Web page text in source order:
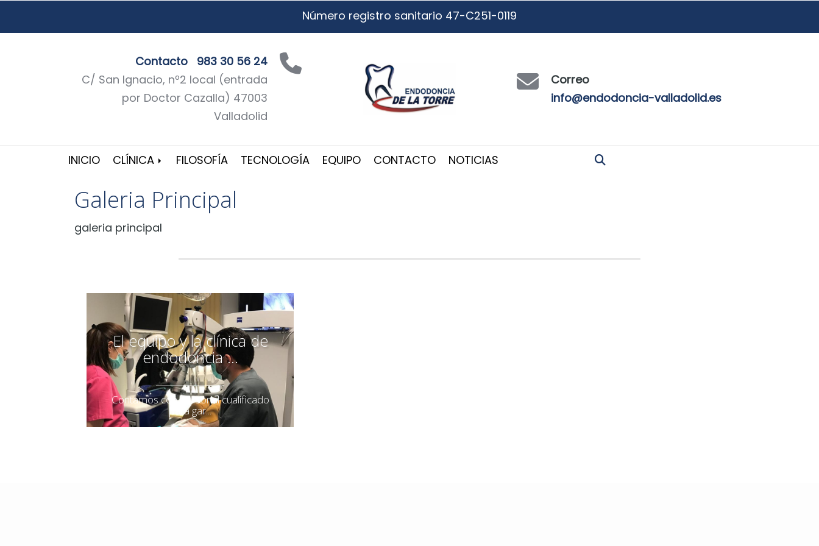
Número registro sanitario 47-C251-0119
Contacto
983 30 56 24
C/ San Ignacio, nº2 local (entrada
por Doctor Cazalla) 47003
Valladolid
Correo
info@endodoncia-valladolid.es
INICIO CLÍNICA FILOSOFÍA TECNOLOGÍA EQUIPO CONTACTO NOTICIAS
Galeria Principal
galeria principal
El equipo y la clínica de
endodoncia ...
Contamos con personal cualificado
para gar...